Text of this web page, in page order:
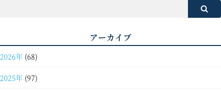
アーカイブ
2026年 (68)
2025年 (97)